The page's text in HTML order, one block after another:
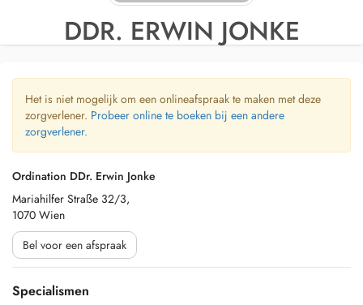
DDR. ERWIN JONKE
Het is niet mogelijk om een onlineafspraak te maken met deze
zorgverlener. Probeer online te boeken bij een andere
zorgverlener.
Ordination DDr. Erwin Jonke
Mariahilfer Straße 32/3,
1070 Wien
Bel voor een afspraak
Specialismen